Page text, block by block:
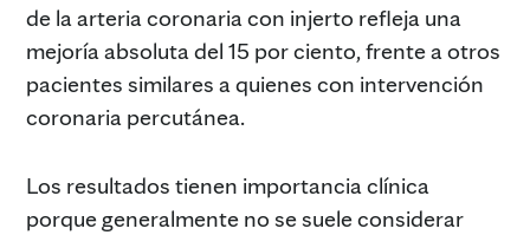
de la arteria coronaria con injerto refleja una
mejoría absoluta del 15 por ciento, frente a otros
pacientes similares a quienes con intervención
coronaria percutánea.
Los resultados tienen importancia clínica
porque generalmente no se suele considerar